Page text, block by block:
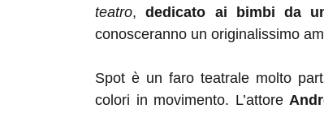
teatro,dedicato ai bimbi da
conosceranno un originalissimo
Spot è un faro teatrale molto
colori in movimento. L’attore